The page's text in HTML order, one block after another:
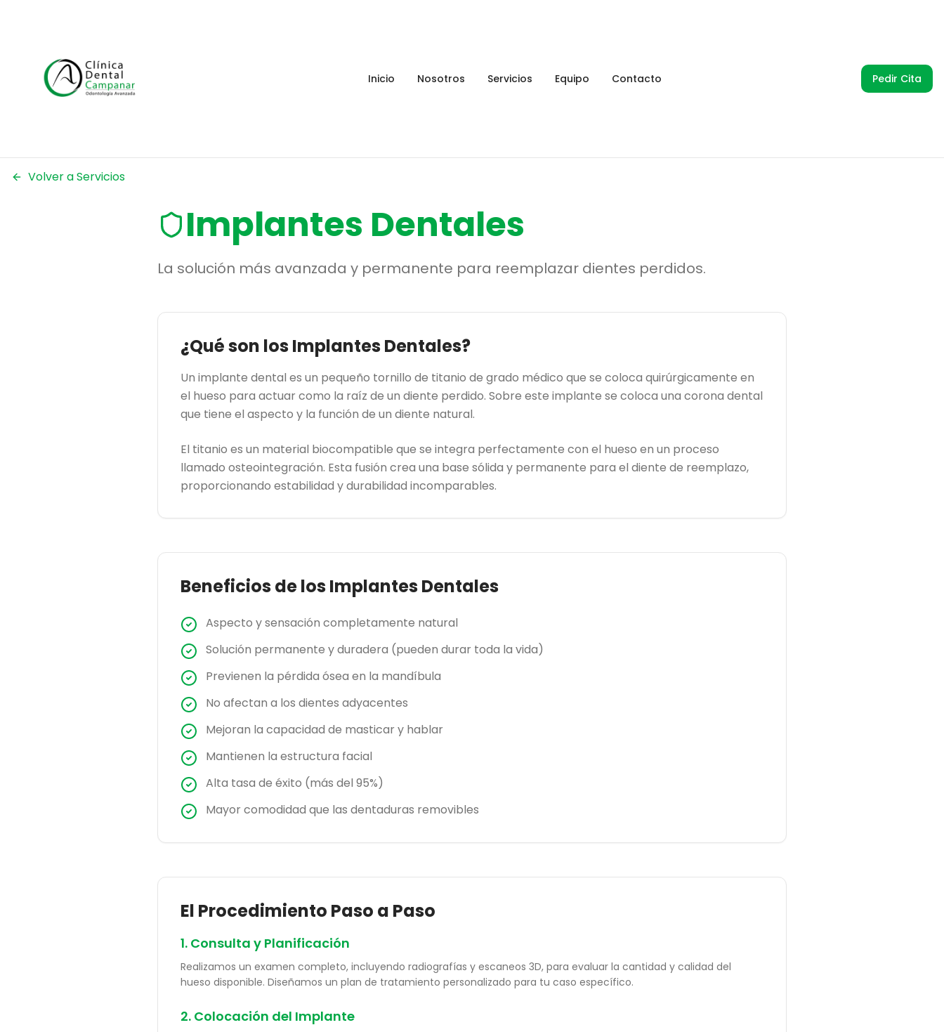
Inicio Nosotros Servicios Equipo Contacto Pedir Cita
Volver a Servicios
Implantes Dentales
La solución más avanzada y permanente para reemplazar dientes perdidos.
¿Qué son los Implantes Dentales?
Un implante dental es un pequeño tornillo de titanio de grado médico que se coloca quirúrgicamente en
el hueso para actuar como la raíz de un diente perdido. Sobre este implante se coloca una corona dental
que tiene el aspecto y la función de un diente natural.
El titanio es un material biocompatible que se integra perfectamente con el hueso en un proceso
llamado osteointegración. Esta fusión crea una base sólida y permanente para el diente de reemplazo,
proporcionando estabilidad y durabilidad incomparables.
Beneficios de los Implantes Dentales
Aspecto y sensación completamente natural
Solución permanente y duradera (pueden durar toda la vida)
Previenen la pérdida ósea en la mandíbula
No afectan a los dientes adyacentes
Mejoran la capacidad de masticar y hablar
Mantienen la estructura facial
Alta tasa de éxito (más del 95%)
Mayor comodidad que las dentaduras removibles
El Procedimiento Paso a Paso
1. Consulta y Planificación
Realizamos un examen completo, incluyendo radiografías y escaneos 3D, para evaluar la cantidad y calidad del
hueso disponible. Diseñamos un plan de tratamiento personalizado para tu caso específico.
2. Colocación del Implante